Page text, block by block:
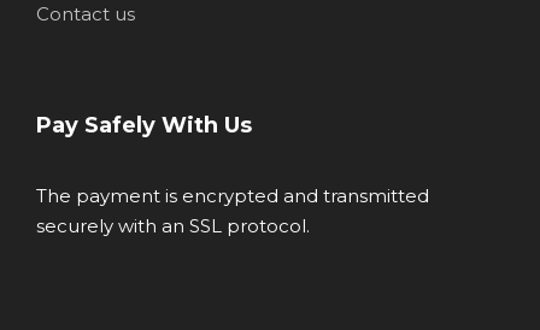
Contact us
Pay Safely With Us
The payment is encrypted and transmitted
securely with an SSL protocol.